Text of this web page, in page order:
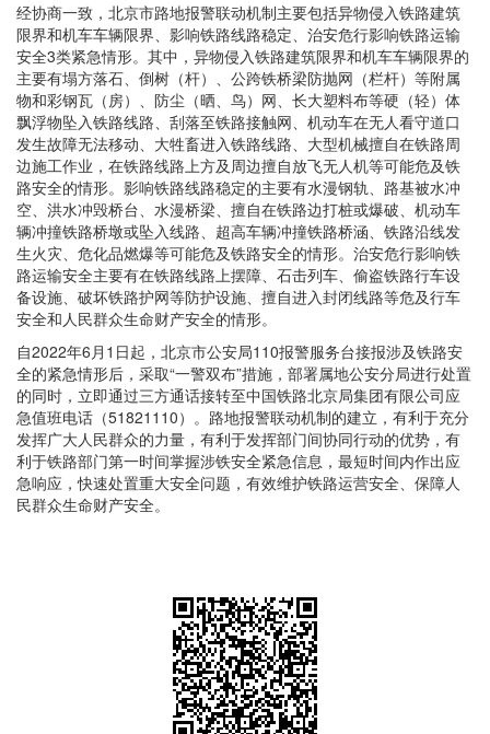
经协商一致，北京市路地报警联动机制主要包括异物侵入铁路建筑
限界和机车车辆限界、影响铁路线路稳定、治安危行影响铁路运输
安全3类紧急情形。其中，异物侵入铁路建筑限界和机车车辆限界的
主要有塌方落石、倒树（杆）、公跨铁桥梁防抛网（栏杆）等附属
物和彩钢瓦（房）、防尘（晒、鸟）网、长大塑料布等硬（轻）体
飘浮物坠入铁路线路、刮落至铁路接触网、机动车在无人看守道口
发生故障无法移动、大牲畜进入铁路线路、大型机械擅自在铁路周
边施工作业，在铁路线路上方及周边擅自放飞无人机等可能危及铁
路安全的情形。影响铁路线路稳定的主要有水漫钢轨、路基被水冲
空、洪水冲毁桥台、水漫桥梁、擅自在铁路边打桩或爆破、机动车
辆冲撞铁路桥墩或坠入线路、超高车辆冲撞铁路桥涵、铁路沿线发
生火灾、危化品燃爆等可能危及铁路安全的情形。治安危行影响铁
路运输安全主要有在铁路线路上摆障、石击列车、偷盗铁路行车设
备设施、破坏铁路护网等防护设施、擅自进入封闭线路等危及行车
安全和人民群众生命财产安全的情形。
自2022年6月1日起，北京市公安局110报警服务台接报涉及铁路安
全的紧急情形后，采取“一警双布”措施，部署属地公安分局进行处置
的同时，立即通过三方通话接转至中国铁路北京局集团有限公司应
急值班电话（51821110）。路地报警联动机制的建立，有利于充分
发挥广大人民群众的力量，有利于发挥部门间协同行动的优势，有
利于铁路部门第一时间掌握涉铁安全紧急信息，最短时间内作出应
急响应，快速处置重大安全问题，有效维护铁路运营安全、保障人
民群众生命财产安全。